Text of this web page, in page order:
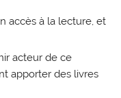
accès à la lecture, et
acteur de ce
apporter des livres